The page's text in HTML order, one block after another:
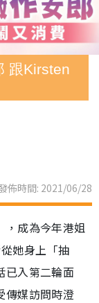
跟Kirsten
佈時間: 2021/06/28
成為今年港姐
她身上「抽
已入第二輪面
傳媒訪問時澄